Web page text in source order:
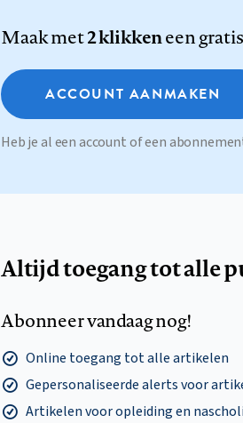
Maak met2 klikkeneen
ACCOUNT AANMAKEN
Heb je al een account of een
Altijd toegang tot alle
Abonneer vandaag nog!
Online toegang tot alle artikelen
Gepersonaliseerde alerts voor
Artikelen voor opleiding en